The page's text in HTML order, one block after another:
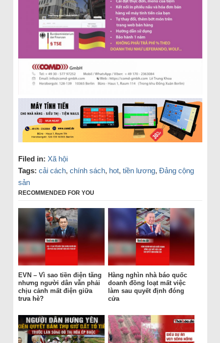
Filed in: Xã hội
Tags: cải cách, chính sách, hot, tiền lương, Đảng cộng
sản
RECOMMENDED FOR YOU
EVN – Vì sao tiền điện tăng
nhưng người dân vẫn phải
chịu cảnh mất điện giữa
trưa hè?
Hàng nghìn nhà báo quốc
doanh đồng loạt mất việc
làm sau quyết định đóng
cửa